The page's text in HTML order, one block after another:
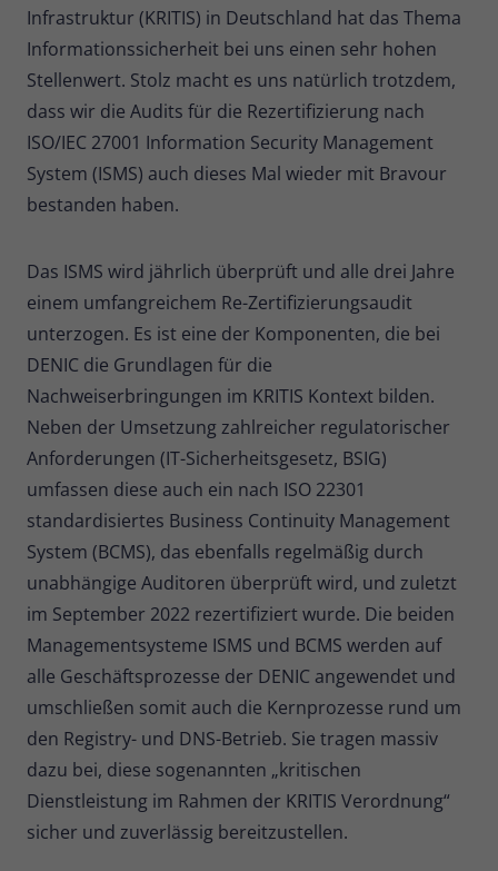
Infrastruktur (KRITIS) in Deutschland hat das Thema
Informationssicherheit bei uns einen sehr hohen
Stellenwert. Stolz macht es uns natürlich trotzdem,
dass wir die Audits für die Rezertifizierung nach
ISO/IEC 27001 Information Security Management
System (ISMS) auch dieses Mal wieder mit Bravour
bestanden haben.
Das ISMS wird jährlich überprüft und alle drei Jahre
einem umfangreichem Re-Zertifizierungsaudit
unterzogen. Es ist eine der Komponenten, die bei
DENIC die Grundlagen für die
Nachweiserbringungen im KRITIS Kontext bilden.
Neben der Umsetzung zahlreicher regulatorischer
Anforderungen (IT-Sicherheitsgesetz, BSIG)
umfassen diese auch ein nach ISO 22301
standardisiertes Business Continuity Management
System (BCMS), das ebenfalls regelmäßig durch
unabhängige Auditoren überprüft wird, und zuletzt
im September 2022 rezertifiziert wurde. Die beiden
Managementsysteme ISMS und BCMS werden auf
alle Geschäftsprozesse der DENIC angewendet und
umschließen somit auch die Kernprozesse rund um
den Registry- und DNS-Betrieb. Sie tragen massiv
dazu bei, diese sogenannten „kritischen
Dienstleistung im Rahmen der KRITIS Verordnung“
sicher und zuverlässig bereitzustellen.
eindeutige Besucher-ID.
Anbieter Matomo
Laufzeit
Zweck
vorübergehenden Speicherung von
Daten für den Besuch verwendet
werden.
Name
Anbieter Matomo
Laufzeit 30 Minuten
Zweck
Kurzlebige Cookies, die zur
vorübergehenden Speicherung von
Daten für den Besuch verwendet
werden.